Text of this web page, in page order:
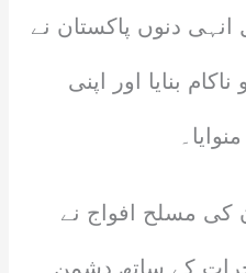
دنوں پاکستان نے
بنایا اور اپنی
کی مسلح افواج نے